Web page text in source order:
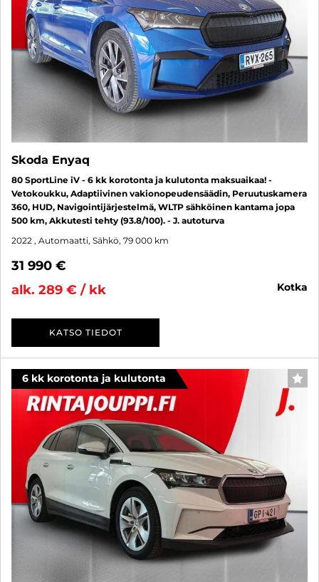
Skoda Enyaq
80 SportLine iV - 6 kk korotonta ja kulutonta maksuaikaa! -
Vetokoukku, Adaptiivinen vakionopeudensäädin, Peruutuskamera
360, HUD, Navigointijärjestelmä, WLTP sähköinen kantama jopa
500 km, Akkutesti tehty (93.8/100). - J. autoturva
2022 , Automaatti, Sähkö, 79 000 km
31 990 €
alk. 289 € / kk
kotka
KATSO TIEDOT
6 kk korotonta ja kulutonta